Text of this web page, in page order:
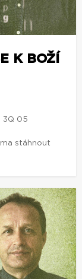
K BOŽÍ
3Q 05
stáhnout